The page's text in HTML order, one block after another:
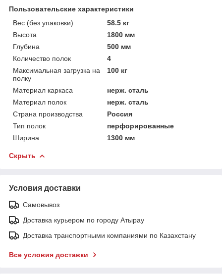
Пользовательские характеристики
Вес (без упаковки)
58.5 кг
Высота
1800 мм
Глубина
500 мм
Количество полок
4
Максимальная загрузка на
полку
100 кг
Материал каркаса
нерж. сталь
Материал полок
нерж. сталь
Страна производства
Россия
Тип полок
перфорированные
Ширина
1300 мм
Скрыть
Условия доставки
Самовывоз
Доставка курьером по городу Атырау
Доставка транспортными компаниями по Казахстану
Все условия доставки